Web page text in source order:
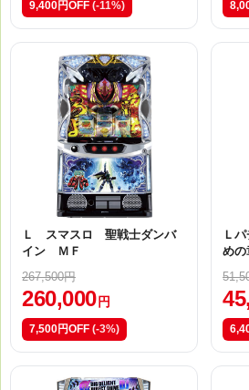
9,400円OFF (-11%)
Ｌ スマスロ 聖戦士ダンバ
イン ＭＦ
267,500円
260,000 円
7,500円OFF (-3%)
Ｌ
めの